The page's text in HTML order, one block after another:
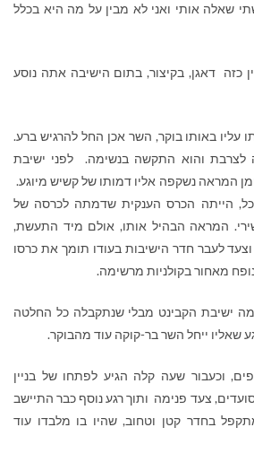
שאלה אותי ואני לא מבין על מה היא בכלל
כזה דאגן, בקיצור, בתום הישיבה אתה נוסע
עליו באותו בוקר, השר אכן החל להרגיש ברע.
לצרבת והוא התקשה בנשימה. לפני ישיבת
המראה נשקפה אליו דמותו של קשיש מיוגע.
הייתה הכרס הענקית שדמתה לכרסה של
המראה הבהיל אותו, אולם מיד התעשת,
לעבר חדר הישיבות בעודו תומך את כרסו
מאחור בקולניות מרשימה.
ישיבת הקבינט מבלי שנתקבלה כל החלטה
שאליו ייחל השר בר-קוקה עוד מהבוקר.
וכעבור שעה קלה הגיע לפתחו של בניין
הסועדים, צעד פנימה ותוך רגע נוסף כבר התיישב
בחדר קטן וטחוב, שהיו בו מלבדו עוד